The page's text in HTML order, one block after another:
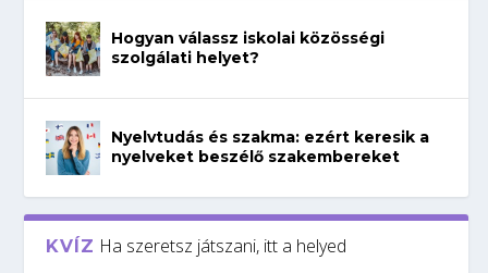
Hogyan válassz iskolai közösségi
szolgálati helyet?
Nyelvtudás és szakma: ezért keresik a
nyelveket beszélő szakembereket
KVÍZ Ha szeretsz játszani, itt a helyed